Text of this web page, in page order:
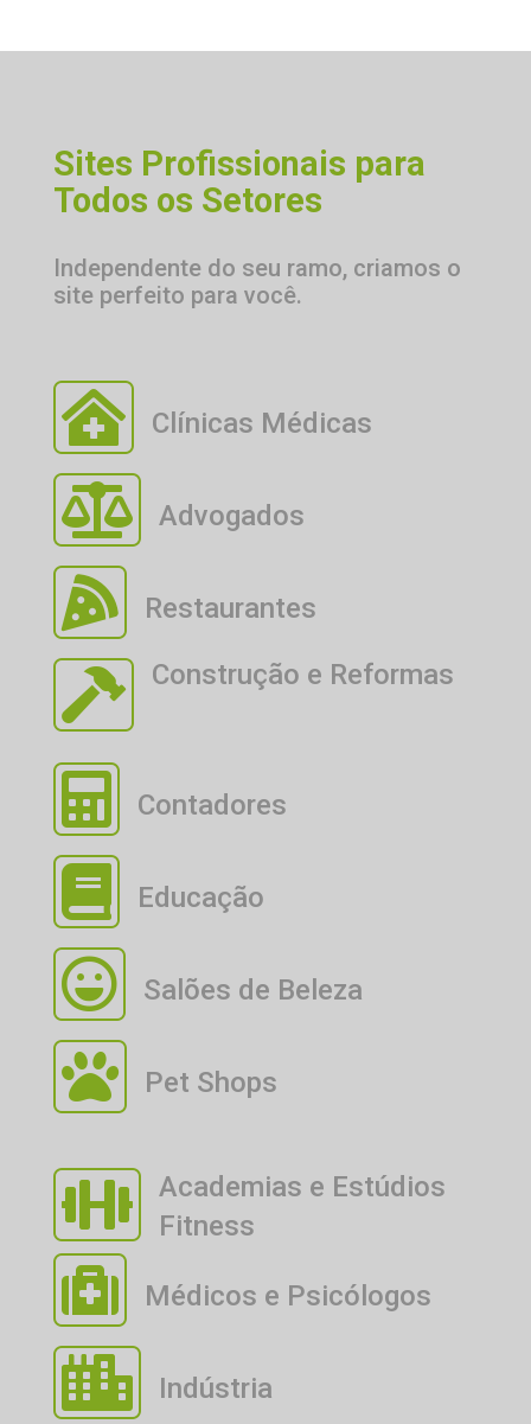
Sites Profssionais para
Todos os Setores
Independente do seu ramo, criamos o
site perfeito para você.
 Clínicas Médicas
 Advogados
 Restaurantes
 Construção e Reformas
 Contadores
 Educação
 Salões de Beleza
 Pet Shops

Academias e Estúdios
Fitness
 Médicos e Psicólogos
 Indústria